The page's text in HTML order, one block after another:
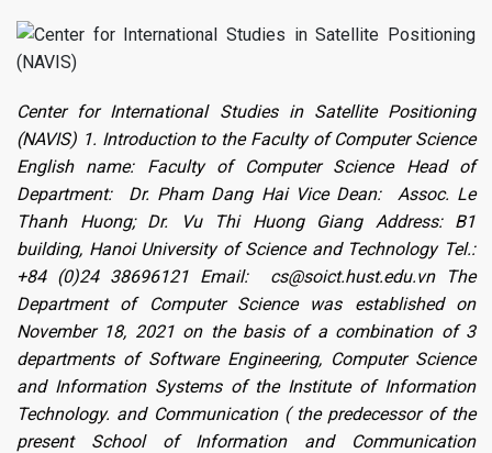
Center for International Studies in Satellite Positioning
(NAVIS) 1. Introduction to the Faculty of Computer Science
English name: Faculty of Computer Science Head of
Department: Dr. Pham Dang Hai Vice Dean: Assoc. Le
Thanh Huong; Dr. Vu Thi Huong Giang Address: B1
building, Hanoi University of Science and Technology Tel.:
+84 (0)24 38696121 Email: cs@soict.hust.edu.vn The
Department of Computer Science was established on
November 18, 2021 on the basis of a combination of 3
departments of Software Engineering, Computer Science
and Information Systems of the Institute of Information
Technology. and Communication ( the predecessor of the
present School of Information and Communication